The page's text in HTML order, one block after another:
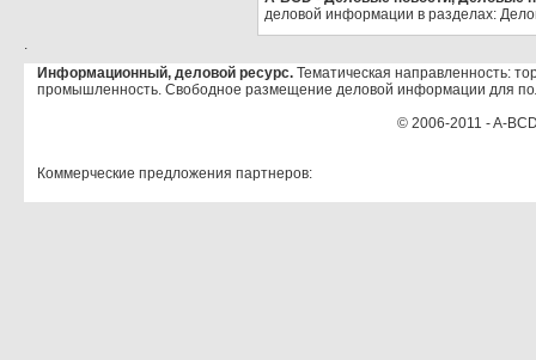
деловой информации в разделах:
.
Информационный, деловой ресурс. Тематическая направленность:
промышленность. Свободное размещение деловой информации для
© 2006-2011 - A-
Коммерческие предложения партнеров: